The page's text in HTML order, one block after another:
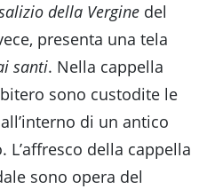
della Vergine del
presenta una tela
santi. Nella cappella
sono custodite le
di un antico
della cappella
sono opera del